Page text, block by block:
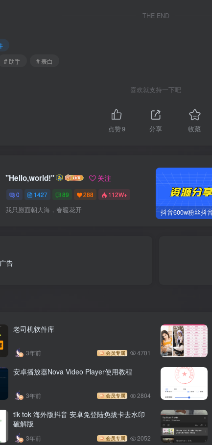
THE END
# 助手 # 表白
喜欢就支持一下吧
点赞9 分享 收藏
"Hello,world!" 关注
0 1427 89 288 112W+
我只愿面朝大海，春暖花开
告
老司机软件库
3年前 会员专属 4701
安卓播放器Nova Video Player使用教程
3年前 会员专属 2804
tik tok 海外版抖音 安卓免登陆免拔卡去水印
破解版
3年前 会员专属 2052